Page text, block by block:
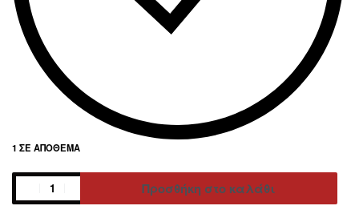
1 ΣΕ ΑΠΌΘΕΜΑ
Προσθήκη στο καλάθι